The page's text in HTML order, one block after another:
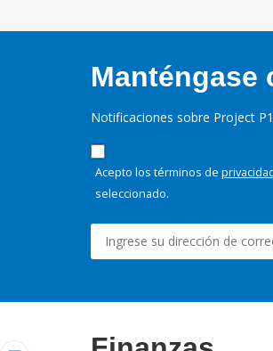
Manténgase
Notificaciones sobre Project
Acepto los términos de
seleccionado.